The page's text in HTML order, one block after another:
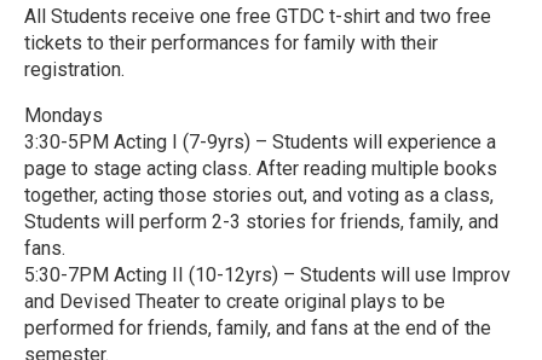
All Students receive one free GTDC t-shirt and two free
tickets to their performances for family with their
registration.
Mondays
3:30-5PM Acting I (7-9yrs) – Students will experience a
page to stage acting class. After reading multiple books
together, acting those stories out, and voting as a class,
Students will perform 2-3 stories for friends, family, and
fans.
5:30-7PM Acting II (10-12yrs) – Students will use Improv
and Devised Theater to create original plays to be
performed for friends, family, and fans at the end of the
semester.